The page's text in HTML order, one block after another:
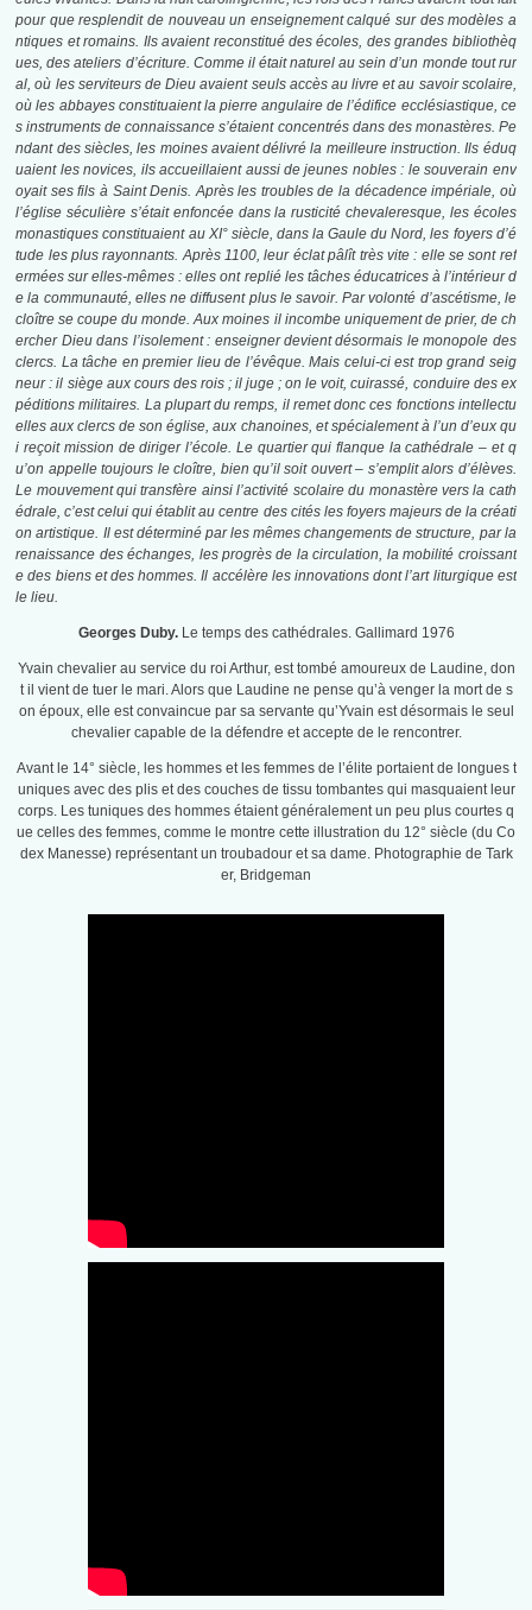
pour que resplendit de nouveau un enseignement calqué sur des modèles a
ntiques et romains. Ils avaient reconstitué des écoles, des grandes bibliothèq
ues, des ateliers d’écriture. Comme il était naturel au sein d’un monde tout rur
al, où les serviteurs de Dieu avaient seuls accès au livre et au savoir scolaire,
où les abbayes constituaient la pierre angulaire de l’édifice ecclésiastique, ce
s instruments de connaissance s’étaient concentrés dans des monastères. Pe
ndant des siècles, les moines avaient délivré la meilleure instruction. Ils éduq
uaient les novices, ils accueillaient aussi de jeunes nobles : le souverain env
oyait ses fils à Saint Denis. Après les troubles de la décadence impériale, où
l’église séculière s’était enfoncée dans la rusticité chevaleresque, les écoles
monastiques constituaient au XI° siècle, dans la Gaule du Nord, les foyers d’é
tude les plus rayonnants. Après 1100, leur éclat pâlît très vite : elle se sont ref
ermées sur elles-mêmes : elles ont replié les tâches éducatrices à l’intérieur d
e la communauté, elles ne diffusent plus le savoir. Par volonté d’ascétisme, le
cloître se coupe du monde. Aux moines il incombe uniquement de prier, de ch
ercher Dieu dans l’isolement : enseigner devient désormais le monopole des
clercs. La tâche en premier lieu de l’évêque. Mais celui-ci est trop grand seig
neur : il siège aux cours des rois ; il juge ; on le voit, cuirassé, conduire des ex
péditions militaires. La plupart du remps, il remet donc ces fonctions intellectu
elles aux clercs de son église, aux chanoines, et spécialement à l’un d’eux qu
i reçoit mission de diriger l’école. Le quartier qui flanque la cathédrale – et q
u’on appelle toujours le cloître, bien qu’il soit ouvert – s’emplit alors d’élèves.
Le mouvement qui transfère ainsi l’activité scolaire du monastère vers la cath
édrale, c’est celui qui établit au centre des cités les foyers majeurs de la créati
on artistique. Il est déterminé par les mêmes changements de structure, par la
renaissance des échanges, les progrès de la circulation, la mobilité croissant
e des biens et des hommes. Il accélère les innovations dont l’art liturgique est
le lieu.
Georges Duby.Le temps des cathédrales. Gallimard 1976
Yvain chevalier au service du roi Arthur, est tombé amoureux de Laudine, don
t il vient de tuer le mari. Alors que Laudine ne pense qu’à venger la mort de s
on époux, elle est convaincue par sa servante qu’Yvain est désormais le seul
chevalier capable de la défendre et accepte de le rencontrer.
Avant le 14° siècle, les hommes et les femmes de l’élite portaient de longues t
uniques avec des plis et des couches de tissu tombantes qui masquaient leur
corps. Les tuniques des hommes étaient généralement un peu plus courtes q
ue celles des femmes, comme le montre cette illustration du 12° siècle (du Co
dex Manesse) représentant un troubadour et sa dame. Photographie de Tark
er, Bridgeman